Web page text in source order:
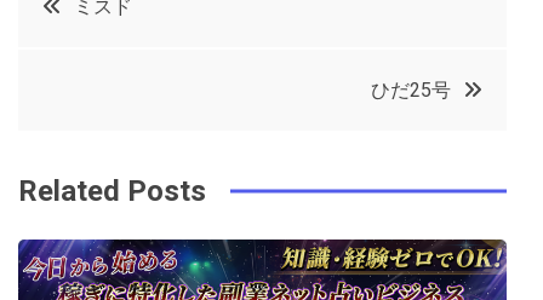
k
t
t
ビ
ゲ
ミスド
ひだ25号
Related Posts